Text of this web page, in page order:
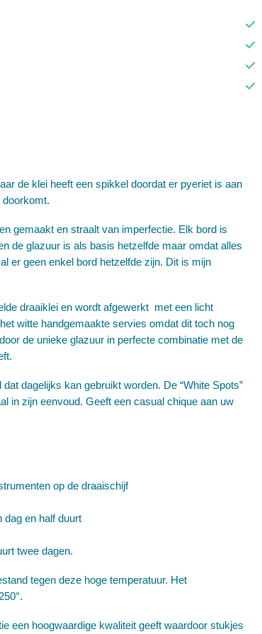
de klei heeft een spikkel doordat er pyeriet is aan
doorkomt.
gemaakt en straalt van imperfectie. Elk bord is
de glazuur is als basis hetzelfde maar omdat alles
er geen enkel bord hetzelfde zijn. Dit is mijn
draaiklei en wordt afgewerkt met een licht
witte handgemaakte servies omdat dit toch nog
de unieke glazuur in perfecte combinatie met de
dagelijks kan gebruikt worden. De “White Spots”
in zijn eenvoud. Geeft een casual chique aan uw
op de draaischijf
dag en half duurt
twee dagen.
tegen deze hoge temperatuur. Het
een hoogwaardige kwaliteit geeft waardoor stukjes